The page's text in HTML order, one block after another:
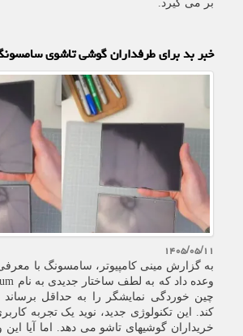
بر می گیرد.
خبر بد برای طرفداران گوشی تاشوی
۱۴۰۵/۰۵/۱۱
چین خوردگی نمایشگر را به حداقل برساند
کند. این تکنولوژی جدید، نوید یک تجربه
خریداران گوشیهای تاشو می دهد. اما آیا